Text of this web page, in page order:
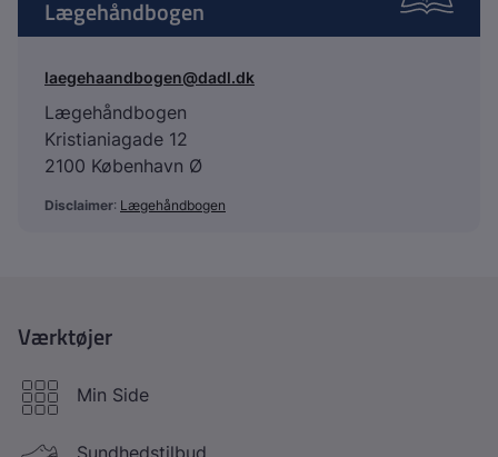
Lægehåndbogen
laegehaandbogen@dadl.dk
Lægehåndbogen
Kristianiagade 12
2100 København Ø
Disclaimer: Lægehåndbogen